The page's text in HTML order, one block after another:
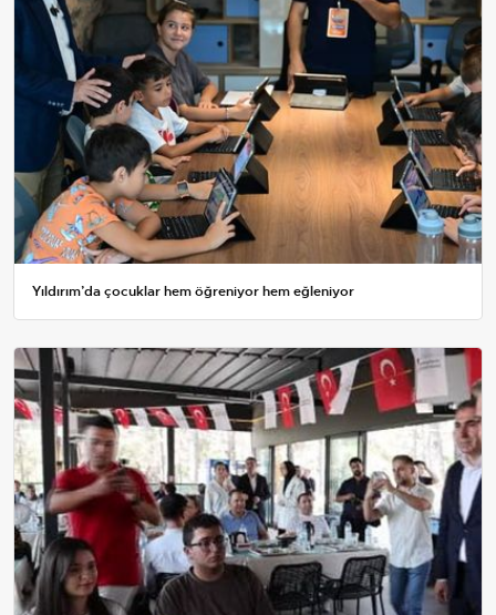
Yıldırım’da çocuklar hem öğreniyor hem eğleniyor